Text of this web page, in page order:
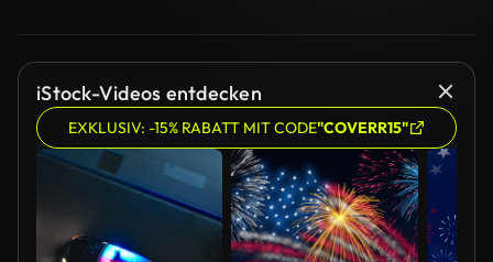
iStock-Videos entdecken
EXKLUSIV: -15% RABATT MIT CODE"COVERR15"